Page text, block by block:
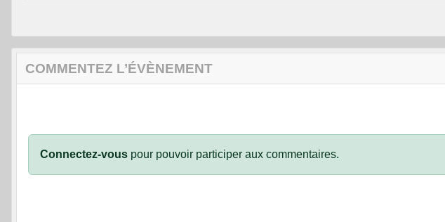
COMMENTEZ L’ÉVÈNEMENT
Connectez-vous pour pouvoir participer aux commentaires.